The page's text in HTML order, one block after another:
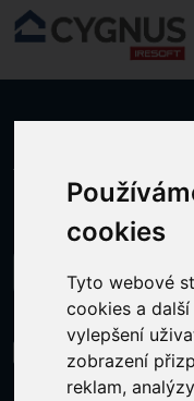
cookies
Tyto webové
cookies a
vylepšení
zobrazení
reklam,
Přeskočit na hlavní
Všeobecný
Změněno dne St,